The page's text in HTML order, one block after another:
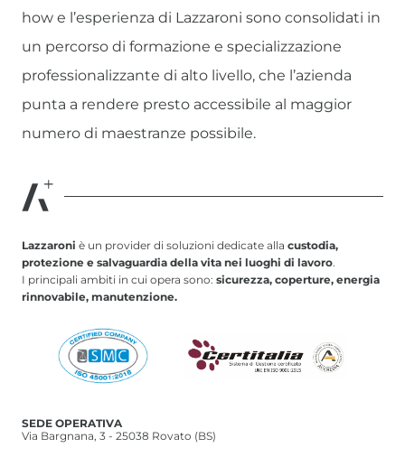
how e l’esperienza di Lazzaroni sono consolidati in
un percorso di formazione e specializzazione
professionalizzante di alto livello, che l’azienda
punta a rendere presto accessibile al maggior
numero di maestranze possibile.
Lazzaroni è un provider di soluzioni dedicate alla custodia,
protezione e salvaguardia della vita nei luoghi di lavoro.
I principali ambiti in cui opera sono: sicurezza, coperture, energia
rinnovabile, manutenzione.
SEDE OPERATIVA
Via Bargnana, 3 - 25038 Rovato (BS)